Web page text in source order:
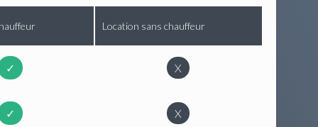
Location sans chauffeur
✓ X
✓ X